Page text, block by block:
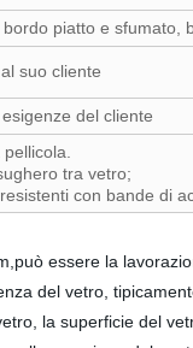
piatto e sfumato,
suo cliente
del cliente
tra vetro;
con bande di
essere la
del vetro,
la superficie del